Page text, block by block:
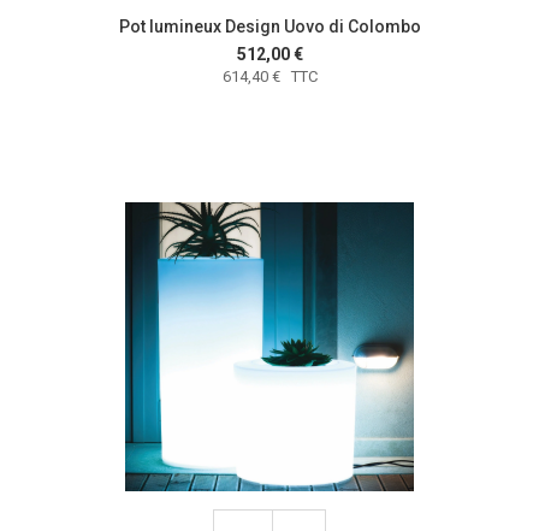
Pot lumineux Design Uovo di Colombo
512,00 €
614,40 € TTC